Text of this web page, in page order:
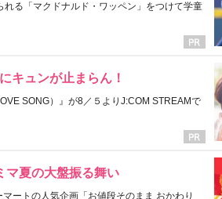
る「マクドナルド・ワッペン」をつけて学童
キュンが止まらん！
SONG）』が8／５よりJ:COM STREAMで
マ夏の大盤振る舞い
ートの人気企画「お値段そのまま おかわり